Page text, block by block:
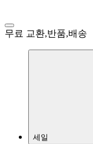
무료 교환,반품,배송
세일